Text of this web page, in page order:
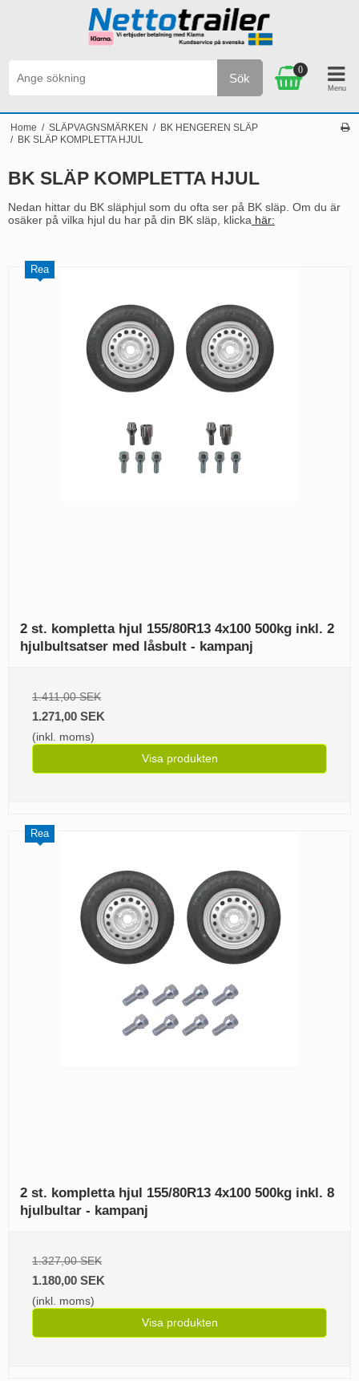
Sök
0
Home / SLÄPVAGNSMÄRKEN / BK HENGEREN SLÄP
/ BK SLÄP KOMPLETTA HJUL
BK SLÄP KOMPLETTA HJUL
Nedan hittar du BK släphjul som du ofta ser på BK släp. Om du är
osäker på vilka hjul du har på din BK släp, klicka här:
Rea
2 st. kompletta hjul 155/80R13 4x100 500kg inkl. 2
hjulbultsatser med låsbult - kampanj
1.411,00 SEK
1.271,00 SEK
(inkl. moms)
Visa produkten
Rea
2 st. kompletta hjul 155/80R13 4x100 500kg inkl. 8
hjulbultar - kampanj
1.327,00 SEK
1.180,00 SEK
(inkl. moms)
Visa produkten